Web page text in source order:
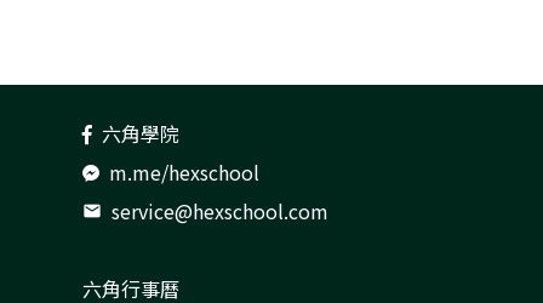
六角學院
m.me/hexschool
mail service@hexschool.com
六角行事曆